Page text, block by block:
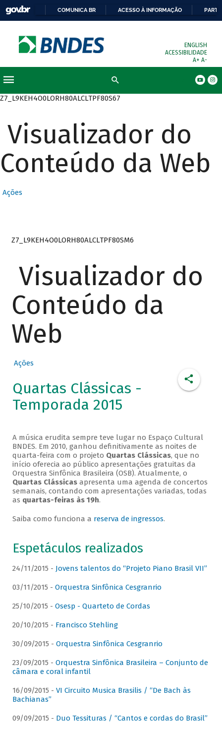
COMUNICA BR ACESSO À INFORMAÇÃO
ENGLISH
ACESSIBILIDADE
A+ A-
Z7_L9KEH4O0LORH80ALCLTPF80S67
Visualizador do
Conteúdo da Web
Ações
Z7_L9KEH4O0LORH80ALCLTPF80SM6
Visualizador do
Conteúdo da
Web
Ações
Quartas Clássicas -
Temporada 2015
A música erudita sempre teve lugar no Espaço Cultural
BNDES. Em 2010, ganhou definitivamente as noites de
quarta-feira com o projeto Quartas Clássicas, que no
início oferecia ao público apresentações gratuitas da
Orquestra Sinfônica Brasileira (OSB). Atualmente, o
Quartas Clássicasapresenta uma agenda de concertos
semanais, contando com apresentações variadas, todas
as quartas-feiras às 19h.
Saiba como funciona a reserva de ingressos.
Espetáculos realizados
24/11/2015 - Jovens talentos do “Projeto Piano Brasil VII”
03/11/2015 - Orquestra Sinfônica Cesgranrio
25/10/2015 - Osesp - Quarteto de Cordas
20/10/2015 - Francisco Stehling
30/09/2015 - Orquestra Sinfônica Cesgranrio
23/09/2015 - Orquestra Sinfônica Brasileira – Conjunto de
câmara e coral infantil
16/09/2015 - VI Circuito Musica Brasilis / “De Bach às
Bachianas”
09/09/2015 - Duo Tessituras / “Cantos e cordas do Brasil”